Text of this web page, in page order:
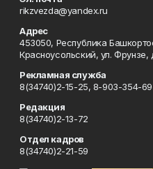
rikzvezda@yandex.ru
Адрес
453050, Республика
Красноусольский, ул. Фрунзе,
Рекламная служба
8(34740)2-15-25, 8-903-354-
Редакция
8(34740)2-13-72
Отдел кадров
8(34740)2-21-59